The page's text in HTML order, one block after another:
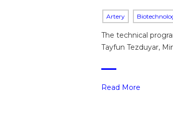
Artery
The technical
Tayfun Tezduyar,
Read More